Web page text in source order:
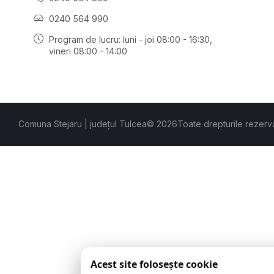
0240 564 990
Program de lucru: luni - joi 08:00 - 16:30,
vineri 08:00 - 14:00
Comuna Stejaru | județul Tulcea© 2026Toate drepturile
Acest site folosește cookie